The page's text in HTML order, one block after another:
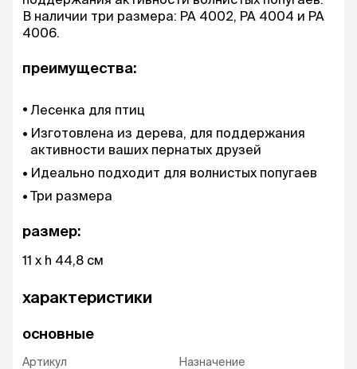
В наличии три размера: PA 4002, PA 4004 и PA
4006.
преимущества:
Лесенка для птиц
Изготовлена из дерева, для поддержания
активности ваших пернатых друзей
Идеально подходит для волнистых попугаев
Три размера
размер:
11 x h 44,8 см
характеристики
основные
Артикул
Назначение